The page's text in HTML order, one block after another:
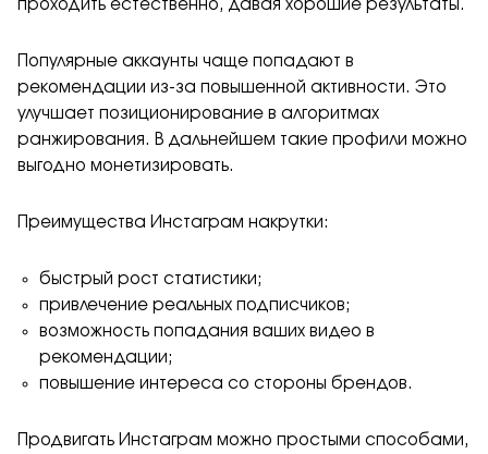
проходить естественно, давая хорошие результаты.
Популярные аккаунты чаще попадают в
рекомендации из-за повышенной активности. Это
улучшает позиционирование в алгоритмах
ранжирования. В дальнейшем такие профили можно
выгодно монетизировать.
Преимущества Инстаграм накрутки:
быстрый рост статистики;
привлечение реальных подписчиков;
возможность попадания ваших видео в
рекомендации;
повышение интереса со стороны брендов.
Продвигать Инстаграм можно простыми способами,